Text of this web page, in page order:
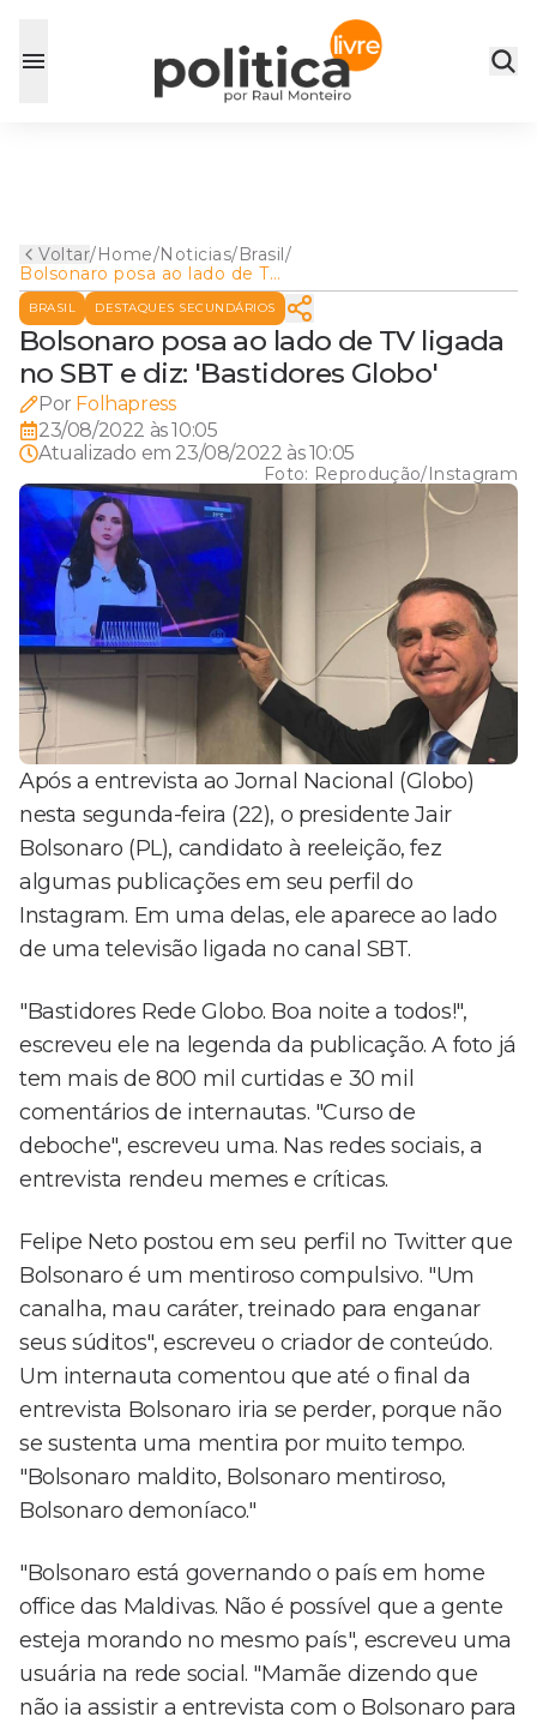
Voltar/Home/Noticias/Brasil/
Bolsonaro posa ao lado de TV
ligada no SBT e diz:
'Bastidores Globo'
BRASIL DESTAQUES SECUNDÁRIOS
Bolsonaro posa ao lado de TV ligada
no SBT e diz: 'Bastidores Globo'
Por Folhapress
23/08/2022 às 10:05
Atualizado em 23/08/2022 às 10:05
Foto: Reprodução/Instagram
Após a entrevista ao Jornal Nacional (Globo)
nesta segunda-feira (22), o presidente Jair
Bolsonaro (PL), candidato à reeleição, fez
algumas publicações em seu perfil do
Instagram. Em uma delas, ele aparece ao lado
de uma televisão ligada no canal SBT.
"Bastidores Rede Globo. Boa noite a todos!",
escreveu ele na legenda da publicação. A foto já
tem mais de 800 mil curtidas e 30 mil
comentários de internautas. "Curso de
deboche", escreveu uma. Nas redes sociais, a
entrevista rendeu memes e críticas.
Felipe Neto postou em seu perfil no Twitter que
Bolsonaro é um mentiroso compulsivo. "Um
canalha, mau caráter, treinado para enganar
seus súditos", escreveu o criador de conteúdo.
Um internauta comentou que até o final da
entrevista Bolsonaro iria se perder, porque não
se sustenta uma mentira por muito tempo.
"Bolsonaro maldito, Bolsonaro mentiroso,
Bolsonaro demoníaco."
"Bolsonaro está governando o país em home
office das Maldivas. Não é possível que a gente
esteja morando no mesmo país", escreveu uma
usuária na rede social. "Mamãe dizendo que
não ia assistir a entrevista com o Bolsonaro para